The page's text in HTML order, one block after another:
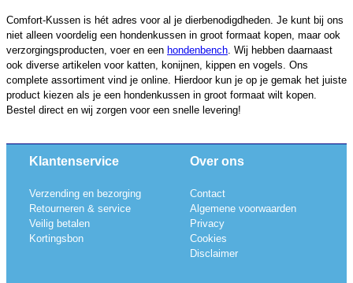
Comfort-Kussen is hét adres voor al je dierbenodigdheden. Je kunt bij ons
niet alleen voordelig een hondenkussen in groot formaat kopen, maar ook
verzorgingsproducten, voer en een hondenbench. Wij hebben daarnaast
ook diverse artikelen voor katten, konijnen, kippen en vogels. Ons
complete assortiment vind je online. Hierdoor kun je op je gemak het juiste
product kiezen als je een hondenkussen in groot formaat wilt kopen.
Bestel direct en wij zorgen voor een snelle levering!
Klantenservice
Verzending en bezorging
Retourneren & service
Veilig betalen
Kortingsbon
Over ons
Contact
Algemene voorwaarden
Privacy
Cookies
Disclaimer